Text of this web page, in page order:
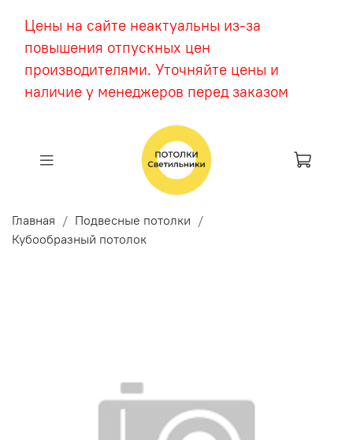
Цены на сайте неактуальны из-за
повышения отпускных цен
производителями. Уточняйте цены и
наличие у менеджеров перед заказом
Главная
Подвесные потолки
Кубообразный потолок